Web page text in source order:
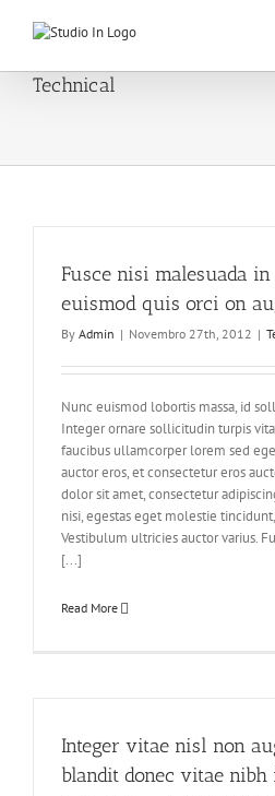
Technical
Fusce nisi malesuada
euismod quis orci on
By Admin | Novembro 27th, 2012 |
Nunc euismod lobortis massa, id
Integer ornare sollicitudin turpis
faucibus ullamcorper lorem sed
auctor eros, et consectetur eros
dolor sit amet, consectetur
nisi, egestas eget molestie
Vestibulum ultricies auctor varius.
[...]
Read More
Integer vitae nisl non
blandit donec vitae nibh